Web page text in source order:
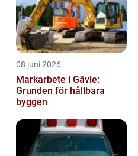
08 juni 2026
Markarbete i Gävle:
Grunden för hållbara
byggen